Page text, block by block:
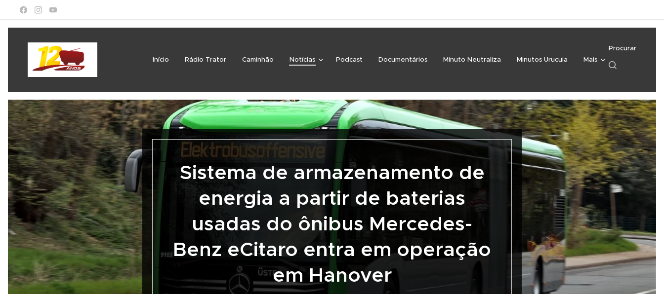
Início Rádio Trator Caminhão Notícias Podcast Documentários Minuto Neutraliza Minutos Urucuia Mais
Procurar
Sistema de armazenamento de
energia a partir de baterias
usadas do ônibus Mercedes-
Benz eCitaro entra em operação
em Hanover